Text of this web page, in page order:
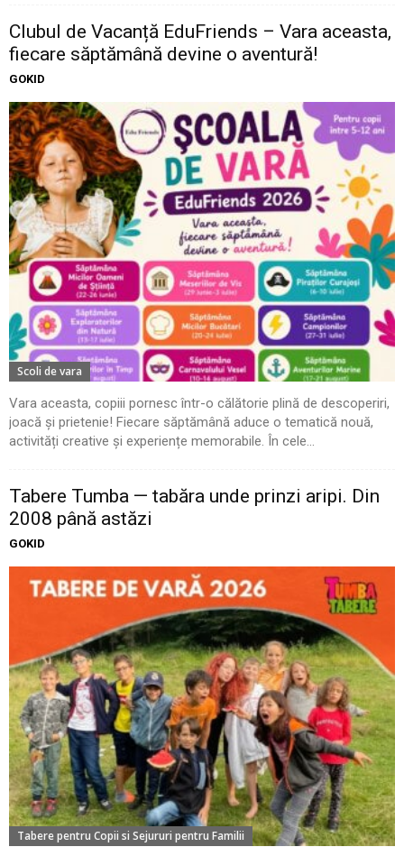
Clubul de Vacanță EduFriends – Vara aceasta,
fiecare săptămână devine o aventură!
GOKID
Scoli de vara
Vara aceasta, copiii pornesc într-o călătorie plină de descoperiri,
joacă și prietenie! Fiecare săptămână aduce o tematică nouă,
activități creative și experiențe memorabile. În cele...
Tabere Tumba — tabăra unde prinzi aripi. Din
2008 până astăzi
GOKID
Tabere pentru Copii si Sejururi pentru Familii